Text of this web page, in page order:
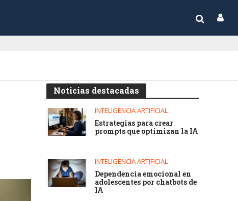
Noticias destacadas
INTELIGENCIA ARTIFICIAL
Estrategias para crear
prompts que optimizan la IA
INTELIGENCIA ARTIFICIAL
Dependencia emocional en
adolescentes por chatbots de
IA